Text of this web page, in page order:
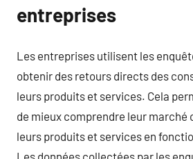
entreprises
Les entreprises utilisent les
obtenir des retours directs des
leurs produits et services. Cela
de mieux comprendre leur marché
leurs produits et services en
Les données collectées par les